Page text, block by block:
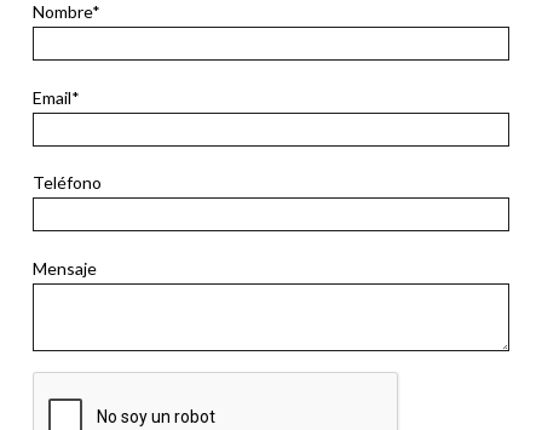
Nombre*
Email*
Teléfono
Mensaje